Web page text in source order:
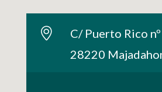
C/ Puerto Rico nº
28220